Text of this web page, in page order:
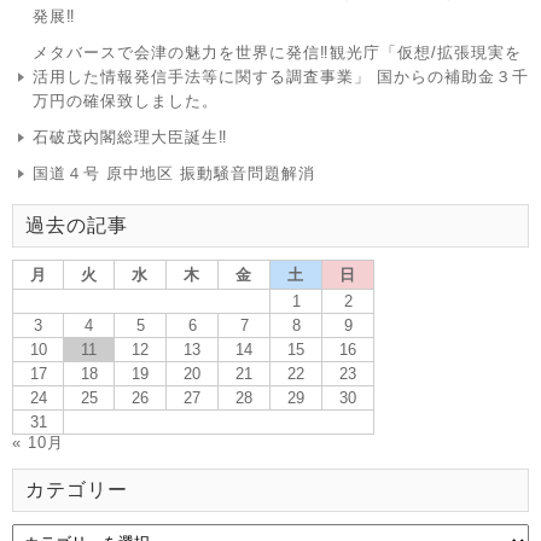
発展‼
メタバースで会津の魅力を世界に発信‼観光庁「仮想/拡張現実を
活用した情報発信手法等に関する調査事業」 国からの補助金３千
万円の確保致しました。
石破茂内閣総理大臣誕生‼
国道４号 原中地区 振動騒音問題解消
過去の記事
月 火 水 木 金 土
日
1
2
3
4 5 6 7 8
9
10
11 12 13 14 15
16
17
18 19 20 21 22
23
24
25 26 27 28 29
30
31
« 10月
カテゴリー